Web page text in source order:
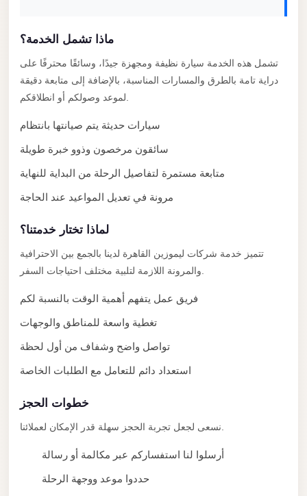
ماذا تشمل الخدمة؟
تشمل هذه الخدمة سيارة نظيفة ومجهزة جيدًا، وسائقًا محترفًا على
دراية تامة بالطرق والمسارات المناسبة، بالإضافة إلى متابعة دقيقة
سيارات حديثة يتم صيانتها بانتظام
سائقون مرخصون وذوو خبرة طويلة
متابعة مستمرة لتفاصيل الرحلة من البداية للنهاية
مرونة في تعديل المواعيد عند الحاجة
لماذا تختار خدمتنا؟
تتميز خدمة شركات ليموزين القاهرة لدينا بالجمع بين الاحترافية
فريق عمل يتفهم أهمية الوقت بالنسبة لكم
تغطية واسعة للمناطق والوجهات
تواصل واضح وشفاف من أول لحظة
استعداد دائم للتعامل مع الطلبات الخاصة
خطوات الحجز
أرسلوا لنا استفساركم عبر مكالمة أو رسالة
حددوا موعد ووجهة الرحلة
Cairo
Transfer
from
Cairo
Airport
New
New
Cairo
Limousine
Limousine
New
Administrative
Capital
Transfer
Administrative